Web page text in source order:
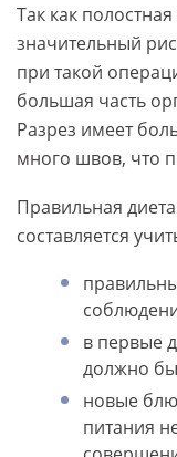
Так как
значительный
при такой
большая часть
Разрез имеет
много швов, что
Правильная
составляется
в первые
должно
новые
питания